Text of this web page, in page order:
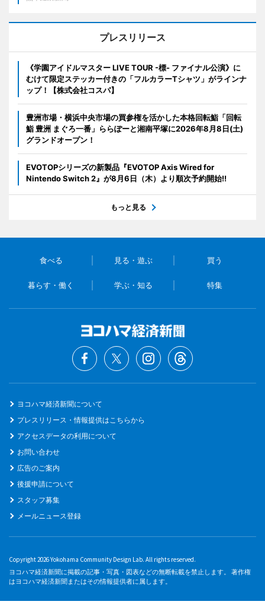
プレスリリース
《学園アイドルマスター LIVE TOUR -標- ファイナル公演》に
むけて限定ステッカー付きの「フルカラーTシャツ」がラインナ
ップ！【株式会社コスパ】
豊洲市場・横浜中央市場の買参権を活かした本格回転鮨「回転
鮨 豊洲 まぐろ一番」ららぽーと湘南平塚に2026年8月8日(土)
グランドオープン！
EVOTOPシリーズの新製品『EVOTOP Axis Wired for
Nintendo Switch 2』が8月6日（木）より順次予約開始!!
もっと見る
食べる 見る・遊ぶ 買う
暮らす・働く 学ぶ・知る 特集
ヨコハマ経済新聞について
プレスリリース・情報提供はこちらから
アクセスデータの利用について
お問い合わせ
広告のご案内
後援申請について
スタッフ募集
メールニュース登録
Copyright 2026 Yokohama Community Design Lab. All rights reserved.
ヨコハマ経済新聞に掲載の記事・写真・図表などの無断転載を禁止します。 著作権
はヨコハマ経済新聞またはその情報提供者に属します。